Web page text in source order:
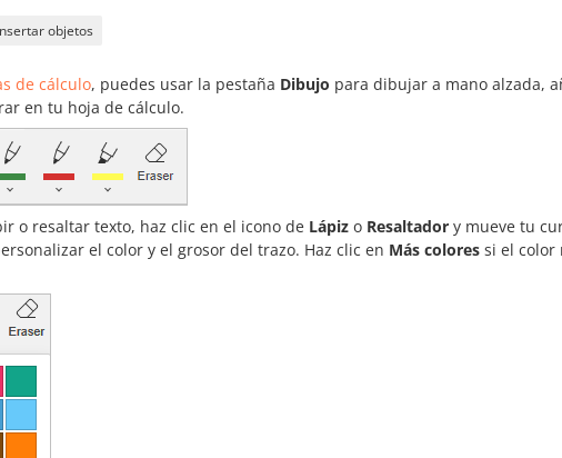
objetos
de cálculo, puedes usar la pestaña Dibujo para dibujar a mano alzada,
en tu hoja de cálculo.
o resaltar texto, haz clic en el icono de Lápiz o Resaltador y mueve tu
el color y el grosor del trazo. Haz clic en Más colores si el color